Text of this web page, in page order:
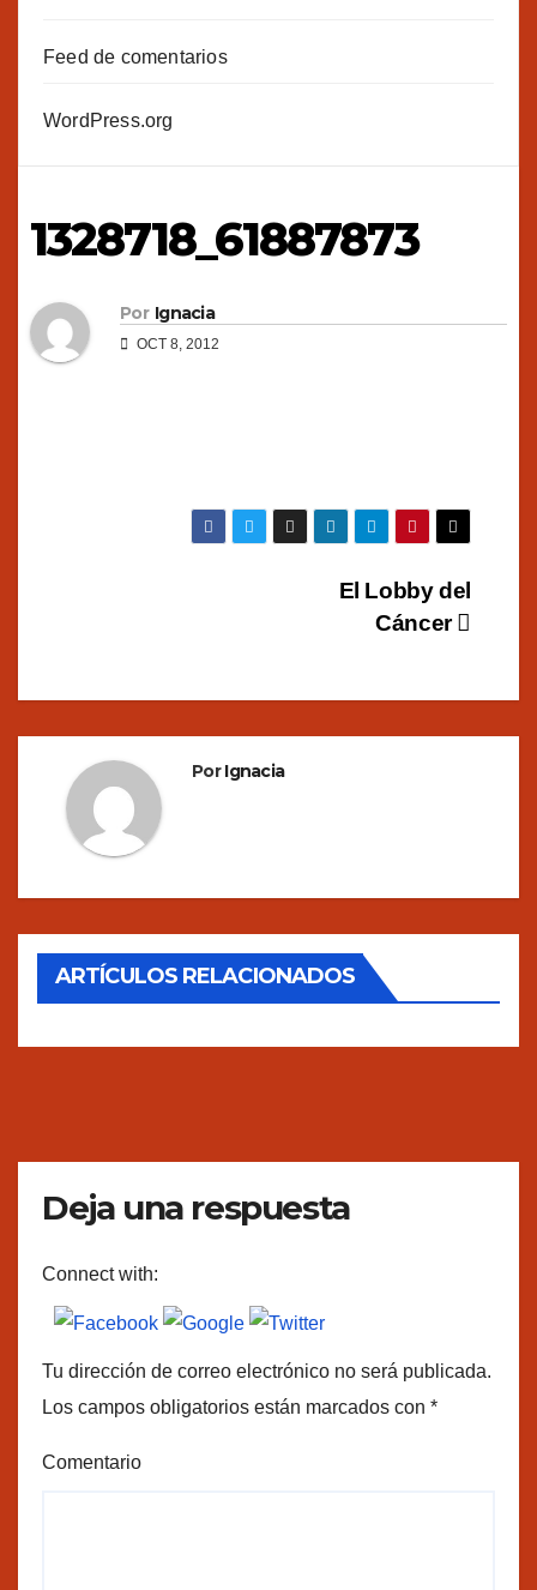
Feed de comentarios
WordPress.org
1328718_61887873
Por Ignacia
OCT 8, 2012
entradas
El Lobby del
Cáncer
PorIgnacia
ARTÍCULOS RELACIONADOS
Deja una respuesta
Connect with:
Tu dirección de correo electrónico no será publicada.
Los campos obligatorios están marcados con *
Comentario